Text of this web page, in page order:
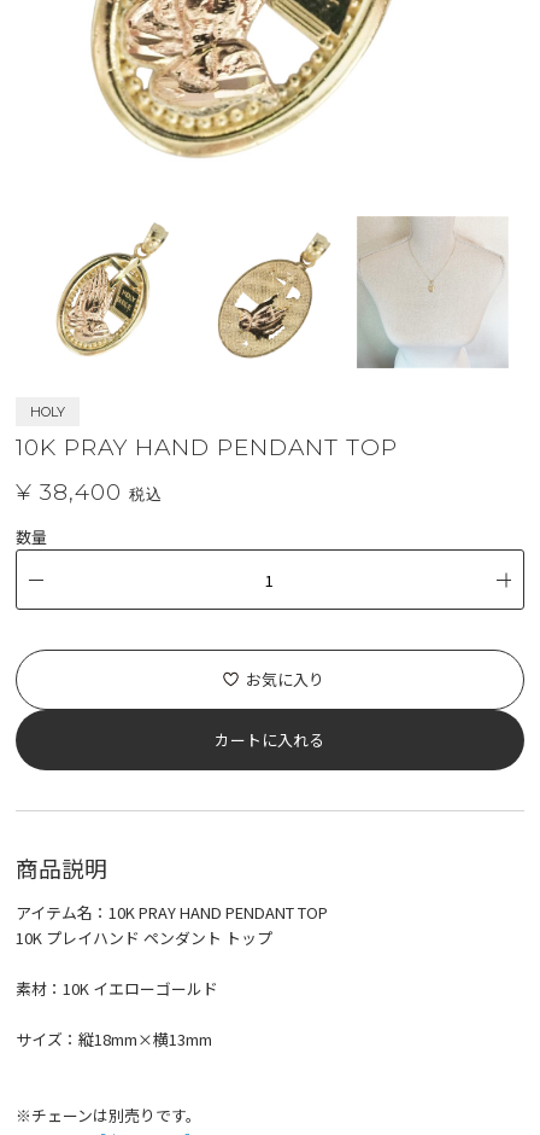
HOLY
10K PRAY HAND PENDANT TOP
¥ 38,400税込
数量
お気に入り
カートに入れる
商品説明
アイテム名：10K PRAY HAND PENDANT TOP
10K プレイハンド ペンダント トップ
素材：10K イエローゴールド
サイズ：縦18mm×横13mm
※チェーンは別売りです。